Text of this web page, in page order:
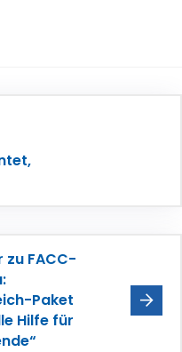
zu FACC-
Paket
Hilfe für